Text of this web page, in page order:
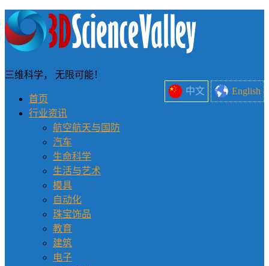
中文 English
三维科学， 无限可能！
首页
行业资讯
航空航天与国防
汽车
生命科学
生活与艺术
模具
自动化
珠宝饰品
教育
建筑
电子